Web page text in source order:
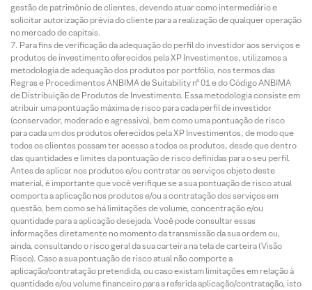
gestão de patrimônio de clientes, devendo atuar como intermediário e
solicitar autorização prévia do cliente para a realização de qualquer operação
no mercado de capitais.
Para fins de verificação da adequação do perfil do investidor aos serviços e
produtos de investimento oferecidos pela XP Investimentos, utilizamos a
metodologia de adequação dos produtos por portfólio, nos termos das
Regras e Procedimentos ANBIMA de Suitability nº 01 e do Código ANBIMA
de Distribuição de Produtos de Investimento. Essa metodologia consiste em
atribuir uma pontuação máxima de risco para cada perfil de investidor
(conservador, moderado e agressivo), bem como uma pontuação de risco
para cada um dos produtos oferecidos pela XP Investimentos, de modo que
todos os clientes possam ter acesso a todos os produtos, desde que dentro
das quantidades e limites da pontuação de risco definidas para o seu perfil.
Antes de aplicar nos produtos e/ou contratar os serviços objeto deste
material, é importante que você verifique se a sua pontuação de risco atual
comporta a aplicação nos produtos e/ou a contratação dos serviços em
questão, bem como se há limitações de volume, concentração e/ou
quantidade para a aplicação desejada. Você pode consultar essas
informações diretamente no momento da transmissão da sua ordem ou,
ainda, consultando o risco geral da sua carteira na tela de carteira (Visão
Risco). Caso a sua pontuação de risco atual não comporte a
aplicação/contratação pretendida, ou caso existam limitações em relação à
quantidade e/ou volume financeiro para a referida aplicação/contratação, isto